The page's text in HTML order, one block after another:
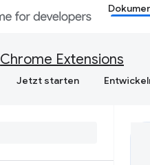
Chrome Extensions
Jetzt starten